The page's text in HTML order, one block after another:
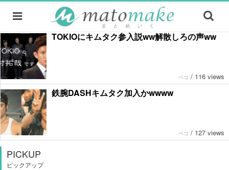
TOKIOにキムタク参入説ww解散しろの声ww
ペコ / 116 views
鉄腕DASHキムタク加入かwwww
ペコ / 127 views
PICKUP
ピックアップ